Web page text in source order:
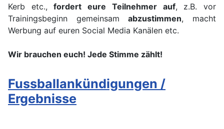
Kerb etc.,fordert eure Teilnehmer auf, z.B. vor
Trainingsbeginn gemeinsamabzustimmen, macht
Werbung auf euren Social Media Kanälen etc.
Wir brauchen euch! Jede Stimme zählt!
Fussballankündigungen /
Ergebnisse